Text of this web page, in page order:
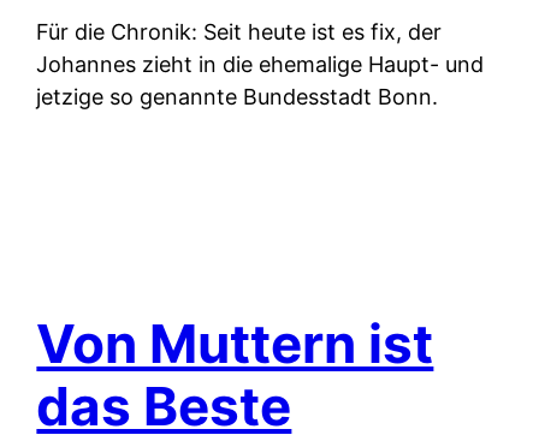
Für die Chronik: Seit heute ist es fix, der
Johannes zieht in die ehemalige Haupt- und
jetzige so genannte Bundesstadt Bonn.
Von Muttern ist
das Beste